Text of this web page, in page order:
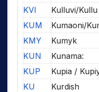
KVI
Kulluvi/Kullu
KUM
Kumaoni/
KMY
Kumyk
KUN
Kunama:
KUP
Kupia /
KU
Kurdish